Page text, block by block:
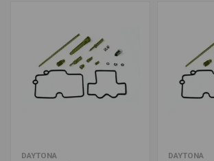
DAYTONA DAYTONA